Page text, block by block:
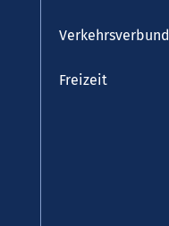
852:
Verkehrsverbund
Freizeit